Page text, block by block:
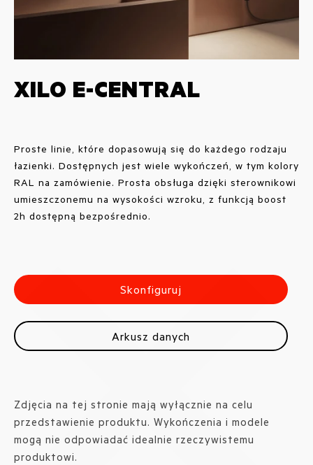
XILO E-CENTRAL
Proste linie, które dopasowują się do każdego rodzaju
łazienki. Dostępnych jest wiele wykończeń, w tym kolory
RAL na zamówienie. Prosta obsługa dzięki sterownikowi
umieszczonemu na wysokości wzroku, z funkcją boost
2h dostępną bezpośrednio.
Skonfiguruj
Arkusz danych
Zdjęcia na tej stronie mają wyłącznie na celu
przedstawienie produktu. Wykończenia i modele
mogą nie odpowiadać idealnie rzeczywistemu
produktowi.